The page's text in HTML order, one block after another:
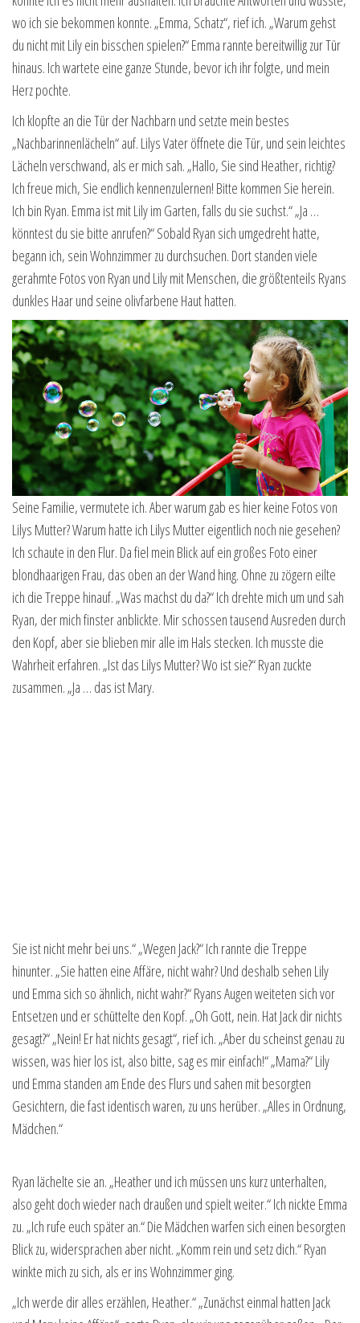
wo ich sie bekommen konnte. „Emma, Schatz“, rief ich. „Warum gehst
du nicht mit Lily ein bisschen spielen?“ Emma rannte bereitwillig zur Tür
hinaus. Ich wartete eine ganze Stunde, bevor ich ihr folgte, und mein
Herz pochte.
Ich klopfte an die Tür der Nachbarn und setzte mein bestes
„Nachbarinnenlächeln“ auf. Lilys Vater öffnete die Tür, und sein leichtes
Lächeln verschwand, als er mich sah. „Hallo, Sie sind Heather, richtig?
Ich freue mich, Sie endlich kennenzulernen! Bitte kommen Sie herein.
Ich bin Ryan. Emma ist mit Lily im Garten, falls du sie suchst.“ „Ja …
könntest du sie bitte anrufen?“ Sobald Ryan sich umgedreht hatte,
begann ich, sein Wohnzimmer zu durchsuchen. Dort standen viele
gerahmte Fotos von Ryan und Lily mit Menschen, die größtenteils Ryans
dunkles Haar und seine olivfarbene Haut hatten.
Seine Familie, vermutete ich. Aber warum gab es hier keine Fotos von
Lilys Mutter? Warum hatte ich Lilys Mutter eigentlich noch nie gesehen?
Ich schaute in den Flur. Da fiel mein Blick auf ein großes Foto einer
blondhaarigen Frau, das oben an der Wand hing. Ohne zu zögern eilte
ich die Treppe hinauf. „Was machst du da?“ Ich drehte mich um und sah
Ryan, der mich finster anblickte. Mir schossen tausend Ausreden durch
den Kopf, aber sie blieben mir alle im Hals stecken. Ich musste die
Wahrheit erfahren. „Ist das Lilys Mutter? Wo ist sie?“ Ryan zuckte
zusammen. „Ja … das ist Mary.
Sie ist nicht mehr bei uns.“ „Wegen Jack?“ Ich rannte die Treppe
hinunter. „Sie hatten eine Affäre, nicht wahr? Und deshalb sehen Lily
und Emma sich so ähnlich, nicht wahr?“ Ryans Augen weiteten sich vor
Entsetzen und er schüttelte den Kopf. „Oh Gott, nein. Hat Jack dir nichts
gesagt?“ „Nein! Er hat nichts gesagt“, rief ich. „Aber du scheinst genau zu
wissen, was hier los ist, also bitte, sag es mir einfach!“ „Mama?“ Lily
und Emma standen am Ende des Flurs und sahen mit besorgten
Gesichtern, die fast identisch waren, zu uns herüber. „Alles in Ordnung,
Mädchen.“
Ryan lächelte sie an. „Heather und ich müssen uns kurz unterhalten,
also geht doch wieder nach draußen und spielt weiter.“ Ich nickte Emma
zu. „Ich rufe euch später an.“ Die Mädchen warfen sich einen besorgten
Blick zu, widersprachen aber nicht. „Komm rein und setz dich.“ Ryan
winkte mich zu sich, als er ins Wohnzimmer ging.
„Ich werde dir alles erzählen, Heather.“ „Zunächst einmal hatten Jack